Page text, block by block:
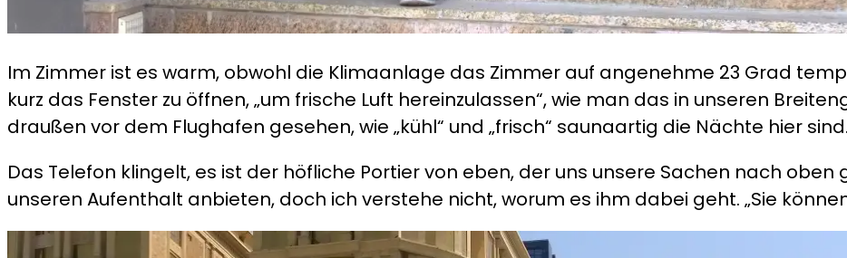
Im Zimmer ist es warm, obwohl die Klimaanlage das Zimmer auf angenehme 23 Grad
kurz das Fenster zu öffnen, „um frische Luft hereinzulassen“, wie man das in unseren
draußen vor dem Flughafen gesehen, wie „kühl“ und „frisch“ saunaartig die Nächte hier sind.
Das Telefon klingelt, es ist der höfliche Portier von eben, der uns unsere Sachen nach
unseren Aufenthalt anbieten, doch ich verstehe nicht, worum es ihm dabei geht. „Sie